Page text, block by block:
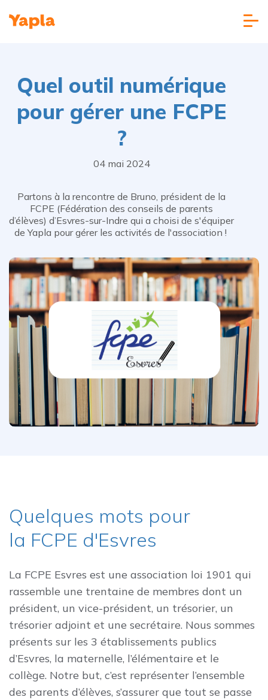
Quel outil numérique
pour gérer une FCPE
?
04 mai 2024
Partons à la rencontre de Bruno, président de la
FCPE (Fédération des conseils de parents
d’élèves) d’Esvres-sur-Indre qui a choisi de s'équiper
de Yapla pour gérer les activités de l'association !
Quelques mots pour
la FCPE d'Esvres
La FCPE Esvres est une association loi 1901 qui
rassemble une trentaine de membres dont un
président, un vice-président, un trésorier, un
trésorier adjoint et une secrétaire. Nous sommes
présents sur les 3 établissements publics
d’Esvres, la maternelle, l’élémentaire et le
collège. Notre but, c’est représenter l’ensemble
des parents d’élèves, s’assurer que tout se passe